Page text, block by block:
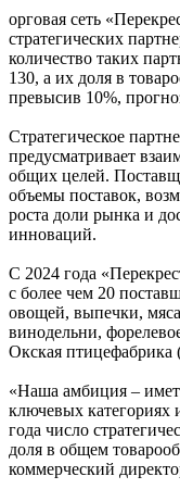
орговая сеть
стратегических
количество таких
130, а их доля в
превысив 10%,
Стратегическое
предусматривает
общих целей.
объемы поставок,
роста доли рынка и
инноваций.
С 2024 года
с более чем 20
овощей, выпечки,
винодельни,
Окская птицефабрика
«Наша амбиция –
ключевых категориях
года число
доля в общем
коммерческий